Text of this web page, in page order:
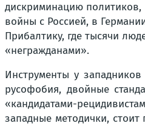
дискриминацию
войны с Россией, в
Прибалтику, где тысячи
«негражданами».
Инструменты у
русофобия, двойные
«кандидатами-
западные методички,